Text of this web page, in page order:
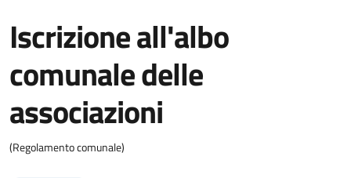
Iscrizione all'albo
comunale delle
associazioni
(Regolamento comunale)